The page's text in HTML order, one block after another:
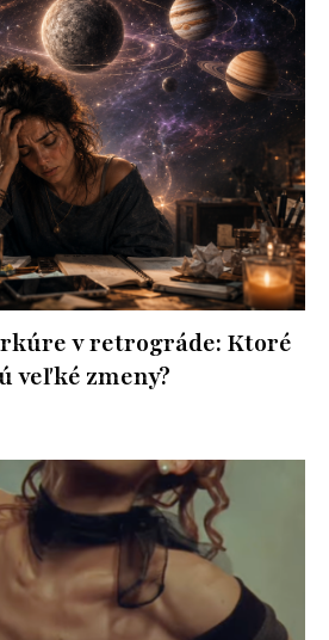
v retrográde: Ktoré
veľké zmeny?